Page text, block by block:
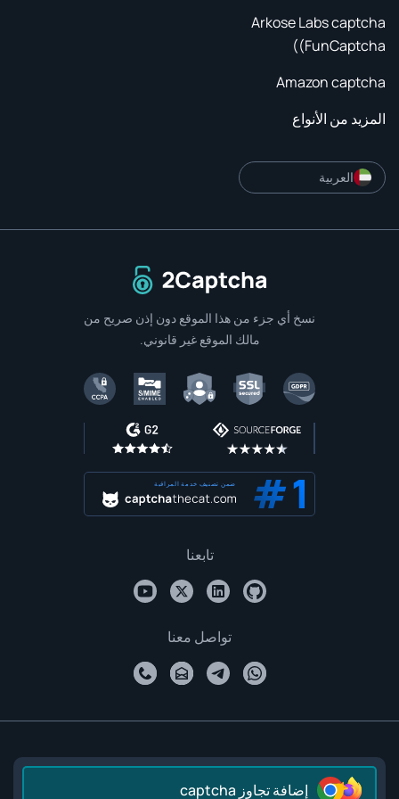
Arkose Labs captcha
(FunCaptcha)
Amazon captcha
المزيد من الأنواع
العربية
إلى الصفحة الرئيسية
نسخ أي جزء من هذا الموقع دون إذن صريح من
مالك الموقع غير قانوني.
ضمن تصنيف خدمة المراقبة
تابعنا
تواصل معنا
إضافة تجاوز captcha